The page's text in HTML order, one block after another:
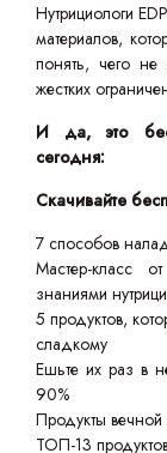
Нутрициологи
материалов,
понять, чего
жестких
И да, это
сегодня:
Скачивайте
7 способов
Мастер-класс
знаниями
5 продуктов,
сладкому
Ешьте их раз в
90%
Продукты
ТОП-13